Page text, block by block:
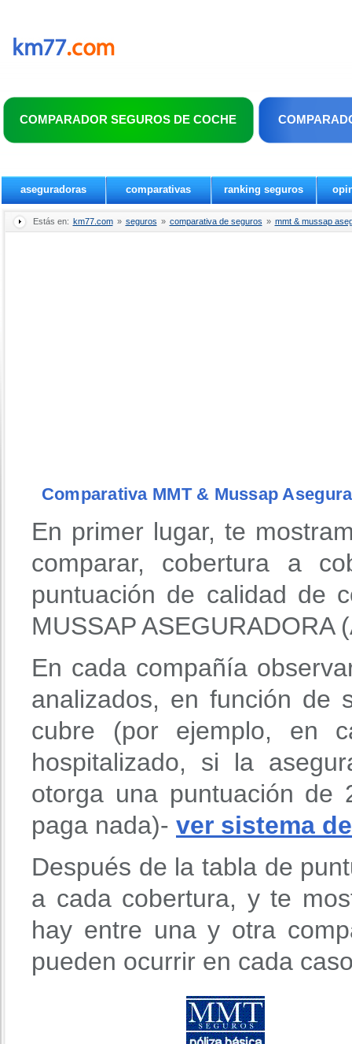
COMPARADOR SEGUROS DE COCHE
aseguradoras comparativas ranking seguros
Estás en: km77.com » seguros » comparativa de seguros » mmt & mussap
Comparativa MMT & Mussap
En primer lugar, te
comparar, cobertura a
puntuación de calidad de
MUSSAP ASEGURADORA
En cada compañía
analizados, en función de
cubre (por ejemplo, en
hospitalizado, si la
otorga una puntuación
paga nada)- ver sistema
Después de la tabla de
a cada cobertura, y te
hay entre una y otra
pueden ocurrir en cada